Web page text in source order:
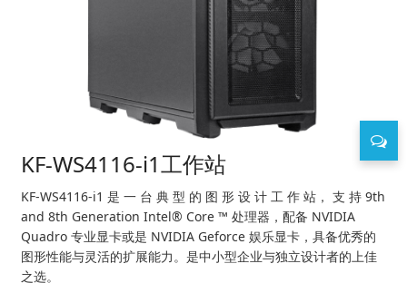
KF-WS4116-i1工作站
KF-WS4116-i1 是 一 台 典 型 的 图 形 设 计 工 作 站， 支 持 9th
and 8th Generation Intel® Core ™ 处理器，配备 NVIDIA
Quadro 专业显卡或是 NVIDIA Geforce 娱乐显卡，具备优秀的
图形性能与灵活的扩展能力。是中小型企业与独立设计者的上佳
之选。